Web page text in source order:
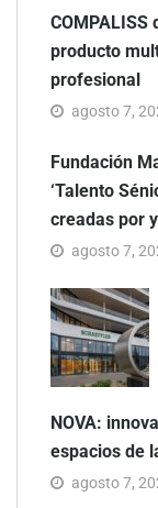
COMPALISS
producto
profesional
agosto 7,
Fundación
‘Talento
creadas por
agosto 7,
NOVA:
espacios de
agosto 7,